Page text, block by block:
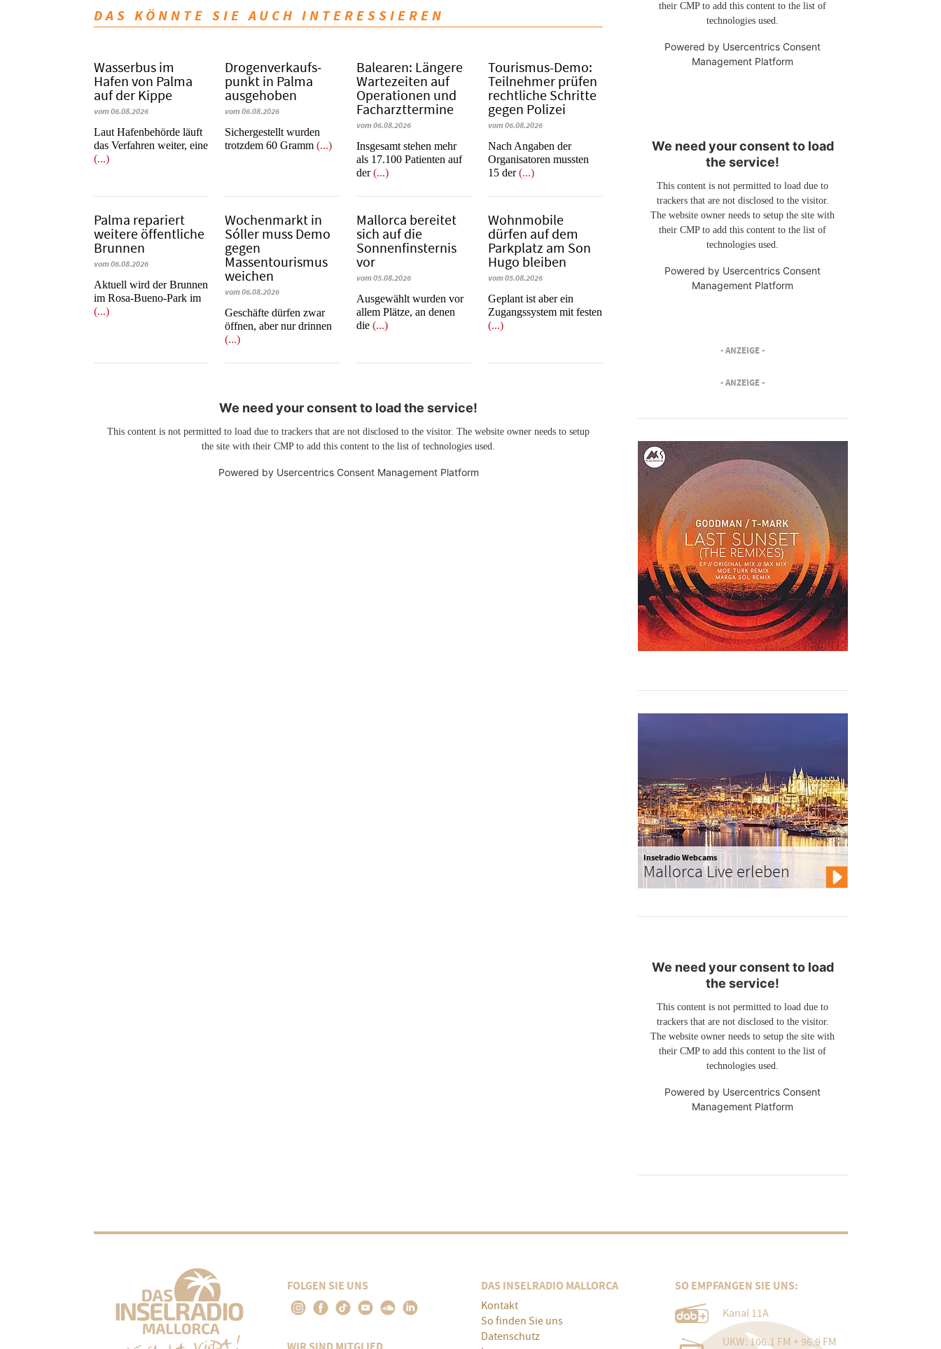
DAS KÖNNTE SIE AUCH INTERESSIEREN
Wasserbus im
Hafen von Palma
auf der Kippe
vom 06.08.2026
Laut Hafenbehörde läuft
das Verfahren weiter, eine
(...)
Dro­gen­ver­kaufs­
punkt in Palma
ausgehoben
vom 06.08.2026
​​​​​​​Sichergestellt wurden
trotzdem 60 Gramm(...)
Balearen: Längere
Wartezeiten auf
Operationen und
Facharzttermine
vom 06.08.2026
Insgesamt stehen mehr
als 17.100 Patienten auf
der(...)
Tourismus-Demo:
Teilnehmer prüfen
rechtliche Schritte
gegen Polizei
vom 06.08.2026
Nach Angaben der
Organisatoren mussten
15 der(...)
Palma repariert
weitere öffentliche
Brunnen
vom 06.08.2026
Aktuell wird der Brunnen
im Rosa-Bueno-Park im
(...)
Wochenmarkt in
Sóller muss Demo
gegen
Massentourismus
weichen
vom 06.08.2026
Geschäfte dürfen zwar
öffnen, aber nur drinnen
(...)
Mallorca bereitet
sich auf die
Sonnenfinsternis
vor
vom 05.08.2026
Ausgewählt wurden vor
allem Plätze, an denen
die(...)
Wohnmobile
dürfen auf dem
Parkplatz am Son
Hugo bleiben
vom 05.08.2026
Geplant ist aber ein
Zugangssystem mit festen
(...)
We need your consent to load the service!
This content is not permitted to load due to trackers that are not disclosed to the visitor. The website owner needs to setup
the site with their CMP to add this content to the list of technologies used.
Powered by Usercentrics Consent Management Platform
their CMP to add this content to the list of
technologies used.
Powered by Usercentrics Consent
Management Platform
We need your consent to load
the service!
This content is not permitted to load due to
trackers that are not disclosed to the visitor.
The website owner needs to setup the site with
their CMP to add this content to the list of
technologies used.
Powered by Usercentrics Consent
Management Platform
- ANZEIGE -
- ANZEIGE -
Inselradio Webcams
Mallorca Live erleben
We need your consent to load
the service!
This content is not permitted to load due to
trackers that are not disclosed to the visitor.
The website owner needs to setup the site with
their CMP to add this content to the list of
technologies used.
Powered by Usercentrics Consent
Management Platform
FOLGEN SIE UNS DAS INSELRADIO MALLORCA
Kontakt
So finden Sie uns
Datenschutz
SO EMPFANGEN SIE UNS:
Kanal 11A
UKW: 106.1 FM + 96.9 FM